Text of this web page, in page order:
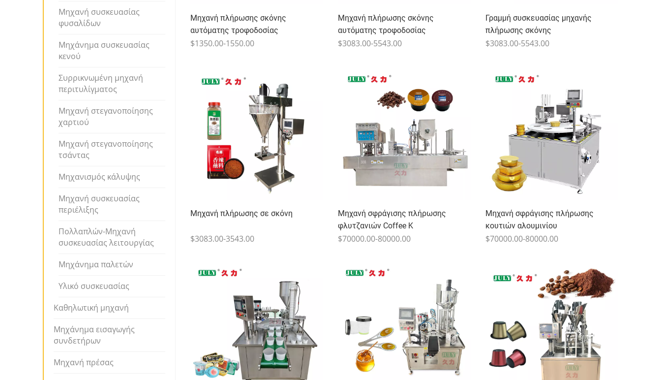
Μηχανή πλήρωσης σκόνης
αυτόματης τροφοδοσίας
$1350.00-1550.00
Μηχανή πλήρωσης σκόνης
αυτόματης τροφοδοσίας
$3083.00-5543.00
Γραμμή συσκευασίας μηχανής
πλήρωσης σκόνης
$3083.00-5543.00
Μηχανή πλήρωσης σε σκόνη
$3083.00-3543.00
Μηχανή σφράγισης πλήρωσης
φλυτζανιών Coffee K
$70000.00-80000.00
Μηχανή σφράγισης πλήρωσης
κουτιών αλουμινίου
$70000.00-80000.00
Μηχανή συσκευασίας
φυσαλίδων
Μηχάνημα συσκευασίας
κενού
Συρρικνωμένη μηχανή
περιτυλίγματος
Μηχανή στεγανοποίησης
χαρτιού
Μηχανή στεγανοποίησης
τσάντας
Μηχανισμός κάλυψης
Μηχανή συσκευασίας
περιέλιξης
Πολλαπλών-Μηχανή
συσκευασίας λειτουργίας
Μηχάνημα παλετών
Υλικό συσκευασίας
Καθηλωτική μηχανή
Μηχάνημα εισαγωγής
συνδετήρων
Μηχανή πρέσας